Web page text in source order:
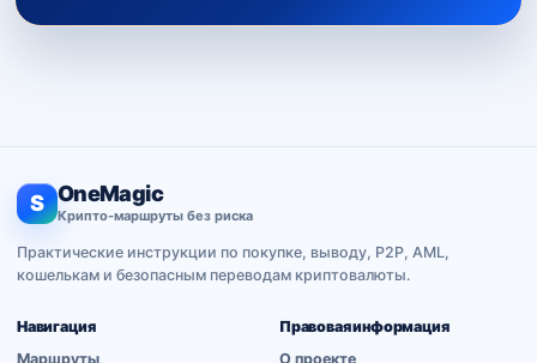
S OneMagic
Крипто-маршруты без риска
Практические инструкции по покупке, выводу, P2P, AML,
кошелькам и безопасным переводам криптовалюты.
Навигация
Маршруты
Правовая информация
О проекте